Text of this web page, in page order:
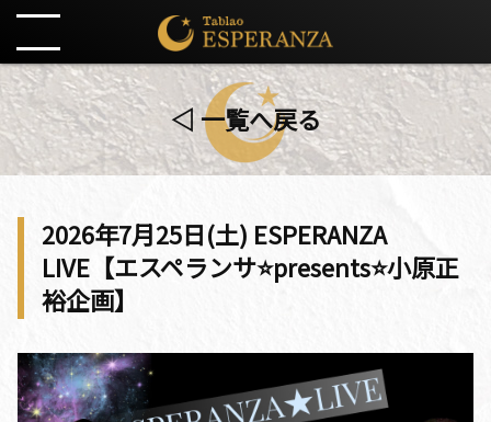
◁ 一覧へ戻る
2026年7月25日(土) ESPERANZA
LIVE【エスペランサ⭐️presents⭐️小原正
裕企画】